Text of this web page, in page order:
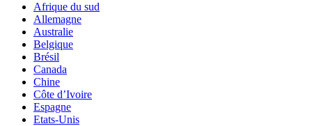
Afrique du sud
Allemagne
Australie
Belgique
Brésil
Canada
Chine
Côte d’Ivoire
Espagne
Etats-Unis